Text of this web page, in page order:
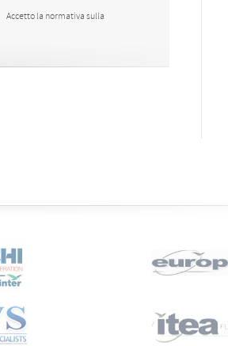
Accetto la normativa sulla